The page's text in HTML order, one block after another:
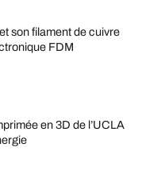
son filament de cuivre
FDM
en 3D de l’UCLA